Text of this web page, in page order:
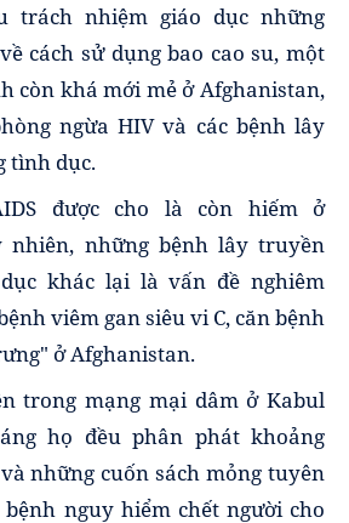
trách nhiệm giáo dục những
cách sử dụng bao cao su, một
còn khá mới mẻ ở Afghanistan,
ngừa HIV và các bệnh lây
tình dục.
được cho là còn hiếm ở
nhiên, những bệnh lây truyền
khác lại là vấn đề nghiêm
viêm gan siêu vi C, căn bệnh
ở Afghanistan.
trong mạng mại dâm ở Kabul
họ đều phân phát khoảng
những cuốn sách mỏng tuyên
nguy hiểm chết người cho